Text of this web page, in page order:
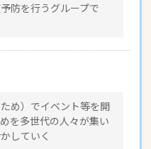
防を行うグループで
め）でイベント等を開
を多世代の人々が集い
していく